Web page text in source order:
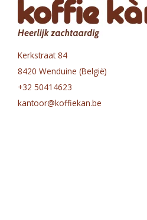
Kerkstraat 84
8420 Wenduine (België)
+32 50414623
kantoor@koffiekan.be